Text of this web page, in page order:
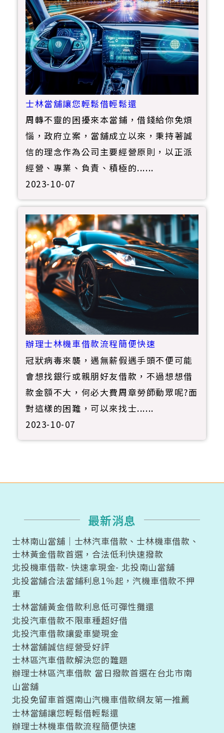
士林當舖讓您輕鬆借輕鬆還
周轉不靈的困擾來本當鋪，借錢給你免煩
惱，政府立案，當舖成立以來，秉持著誠
信的理念作為公司主要經營原則，以正派
經營、專業、負責、積極的......
2023-10-07
辦理士林機車借款流程簡便快速
冠狀病毒來襲，遇無薪假遇手頭不便可能
會想找銀行或親朋好友借款，不過想想借
款金額不大，何必大費周章勞師動眾呢?面
對這樣的困難，可以來找士......
2023-10-07
最新消息
最新消息
士林南山當舖｜士林汽車借款、士林機車借款、
士林黃金借款首選，合法低利快速撥款
北投機車借款- 快速拿現金- 北投南山當舖
北投當舖合法當鋪利息1％起，汽機車借款不押
車
士林當舖黃金借款利息低可彈性攤還
北投汽車借款不限車種超好借
北投汽車借款讓愛車變現金
士林當舖誠信經營受好評
士林區汽車借款解決您的難題
辦理士林區汽車借款 當日撥款首選在台北市南
山當舖
北投免留車首選南山汽機車借款網友第一推薦
士林當舖讓您輕鬆借輕鬆還
辦理士林機車借款流程簡便快速